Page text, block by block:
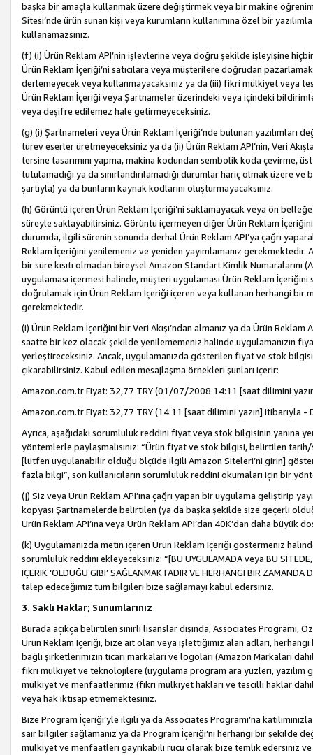
başka bir amaçla kullanmak üzere değiştirmek veya bir makine
Sitesi’nde ürün sunan kişi veya kurumların kullanımına özel bir
kullanamazsınız.
(f) (i) Ürün Reklam API’nin işlevlerine veya doğru şekilde işleyişine
Ürün Reklam İçeriği’ni satıcılara veya müşterilere doğrudan
derlemeyecek veya kullanmayacaksınız ya da (iii) fikri mülkiyet veya
Ürün Reklam İçeriği veya Şartnameler üzerindeki veya içindeki
veya deşifre edilemez hale getirmeyeceksiniz.
(g) (i) Şartnameleri veya Ürün Reklam İçeriği’nde bulunan
türev eserler üretmeyeceksiniz ya da (ii) Ürün Reklam API’nin, Veri
tersine tasarımını yapma, makina kodundan sembolik koda çevirme,
tutulamadığı ya da sınırlandırılamadığı durumlar hariç olmak üzere
şartıyla) ya da bunların kaynak kodlarını oluşturmayacaksınız.
(h) Görüntü içeren Ürün Reklam İçeriği’ni saklamayacak veya ön
süreyle saklayabilirsiniz. Görüntü içermeyen diğer Ürün Reklam
durumda, ilgili sürenin sonunda derhal Ürün Reklam API’ya çağrı
Reklam İçeriğini yenilemeniz ve yeniden yayımlamanız gerekmektedir.
bir süre kısıtı olmadan bireysel Amazon Standart Kimlik Numaralarını
uygulaması içermesi halinde, müşteri uygulaması Ürün Reklam
doğrulamak için Ürün Reklam İçeriği içeren veya kullanan herhangi bir
gerekmektedir.
(i) Ürün Reklam İçeriğini bir Veri Akışı’ndan almanız ya da Ürün
saatte bir kez olacak şekilde yenilememeniz halinde uygulamanızın
yerleştireceksiniz. Ancak, uygulamanızda gösterilen fiyat ve stok
çıkarabilirsiniz. Kabul edilen mesajlaşma örnekleri şunları içerir:
Amazon.com.tr Fiyat: 32,77 TRY (01/07/2008 14:11 [saat dilimini
Amazon.com.tr Fiyat: 32,77 TRY (14:11 [saat dilimini yazın] itibarıyla -
Ayrıca, aşağıdaki sorumluluk reddini fiyat veya stok bilgisinin yanına
yöntemlerle paylaşmalısınız: “Ürün fiyat ve stok bilgisi, belirtilen
[lütfen uygulanabilir olduğu ölçüde ilgili Amazon Siteleri’ni girin]
fazla bilgi”, son kullanıcıların sorumluluk reddini okumaları için bir
(j) Siz veya Ürün Reklam API’ına çağrı yapan bir uygulama geliştirip
kopyası Şartnamelerde belirtilen (ya da başka şekilde size geçerli
Ürün Reklam API’ına veya Ürün Reklam API’dan 40K’dan daha büyük
(k) Uygulamanızda metin içeren Ürün Reklam İçeriği göstermeniz
sorumluluk reddini ekleyeceksiniz: “[BU UYGULAMADA veya BU SİTEDE,
İÇERİK ‘OLDUĞU GİBİ’ SAĞLANMAKTADIR VE HERHANGİ BİR
talep edeceğimiz tüm bilgileri bize sağlamayı kabul edersiniz.
3. Saklı Haklar; Sunumlarınız
Burada açıkça belirtilen sınırlı lisanslar dışında, Associates Programı,
Ürün Reklam İçeriği, bize ait olan veya işlettiğimiz alan adları,
bağlı şirketlerimizin ticari markaları ve logoları (Amazon Markaları
fikri mülkiyet ve teknolojilere (uygulama program ara yüzleri,
mülkiyet ve menfaatlerimiz (fikri mülkiyet hakları ve tescilli haklar
veya hak iktisap etmemektesiniz.
Bize Program İçeriği’yle ilgili ya da Associates Programı’na
sair bilgiler sağlamanız ya da Program İçeriği’ni herhangi bir şekilde
mülkiyet ve menfaatleri gayrikabili rücu olarak bize temlik edersiniz ve